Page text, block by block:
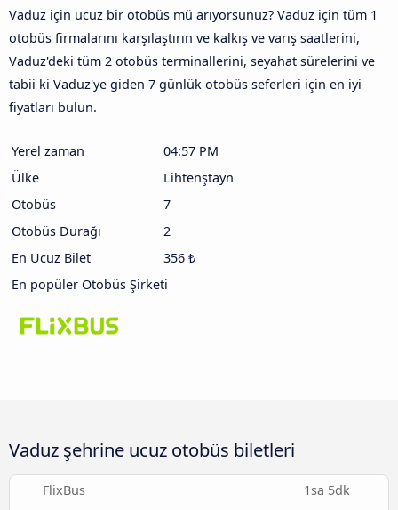
Vaduz için ucuz bir otobüs mü arıyorsunuz? Vaduz için tüm 1
otobüs firmalarını karşılaştırın ve kalkış ve varış saatlerini,
Vaduz'deki tüm 2 otobüs terminallerini, seyahat sürelerini ve
tabii ki Vaduz'ye giden 7 günlük otobüs seferleri için en iyi
fiyatları bulun.
Yerel zaman
04:57 PM
Ülke
Lihtenştayn
Otobüs
7
Otobüs Durağı
2
En Ucuz Bilet
356 ₺
En popüler Otobüs Şirketi
Vaduz şehrine ucuz otobüs biletleri
FlixBus 1sa 5dk